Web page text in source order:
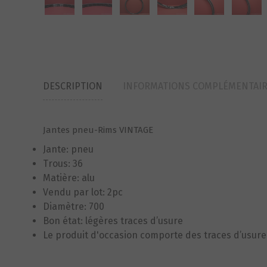
DESCRIPTION
Jantes pneu-Rims VINTAGE
Jante: pneu
Trous: 36
Matière: alu
Vendu par lot: 2pc
Diamètre: 700
Bon état: légères traces d’usure
Le produit d'occasion comporte des traces d’usure